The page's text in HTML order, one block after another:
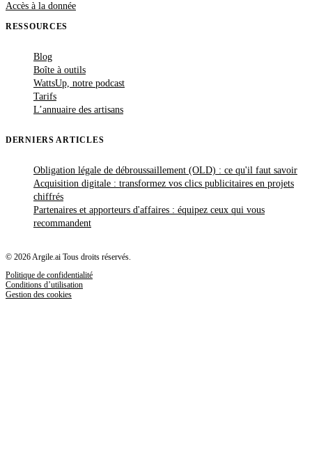
Accès à la donnée
RESSOURCES
Blog
Boîte à outils
WattsUp, notre podcast
Tarifs
L’annuaire des artisans
DERNIERS ARTICLES
Obligation légale de débroussaillement (OLD) : ce qu'il faut savoir
Acquisition digitale : transformez vos clics publicitaires en projets
chiffrés
Partenaires et apporteurs d'affaires : équipez ceux qui vous
recommandent
© 2026 Argile.ai Tous droits réservés.
Politique de confidentialité
Conditions d’utilisation
Gestion des cookies